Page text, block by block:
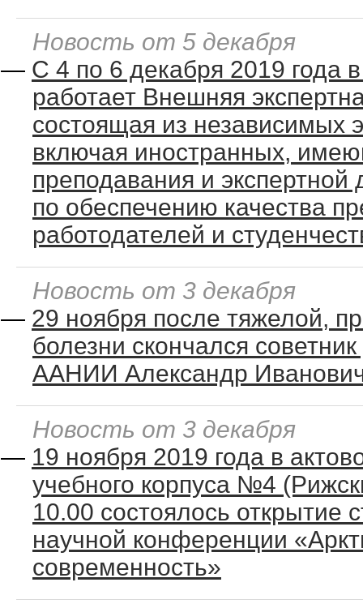
Новость от 5 декабря
— С 4 по 6 декабря 2019 года
работает Внешняя
состоящая из независимых
включая иностранных,
преподавания и экспертной
по обеспечению качества
работодателей и
Новость от 3 декабря
— 29 ноября после тяжелой,
болезни скончался
ААНИИ Александр
Новость от 3 декабря
— 19 ноября 2019 года в
учебного корпуса №4
10.00 состоялось открытие
научной конференции
современность»